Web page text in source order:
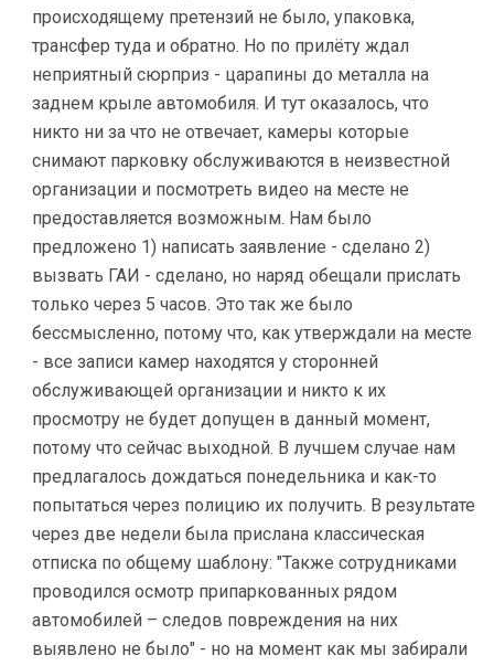
происходящему претензий не было, упаковка,
трансфер туда и обратно. Но по прилёту ждал
неприятный сюрприз - царапины до металла на
заднем крыле автомобиля. И тут оказалось, что
никто ни за что не отвечает, камеры которые
снимают парковку обслуживаются в неизвестной
организации и посмотреть видео на месте не
предоставляется возможным. Нам было
предложено 1) написать заявление - сделано 2)
вызвать ГАИ - сделано, но наряд обещали прислать
только через 5 часов. Это так же было
бессмысленно, потому что, как утверждали на месте
- все записи камер находятся у сторонней
обслуживающей организации и никто к их
просмотру не будет допущен в данный момент,
потому что сейчас выходной. В лучшем случае нам
предлагалось дождаться понедельника и как-то
попытаться через полицию их получить. В результате
через две недели была прислана классическая
отписка по общему шаблону: "Также сотрудниками
проводился осмотр припаркованных рядом
автомобилей – следов повреждения на них
выявлено не было" - но на момент как мы забирали